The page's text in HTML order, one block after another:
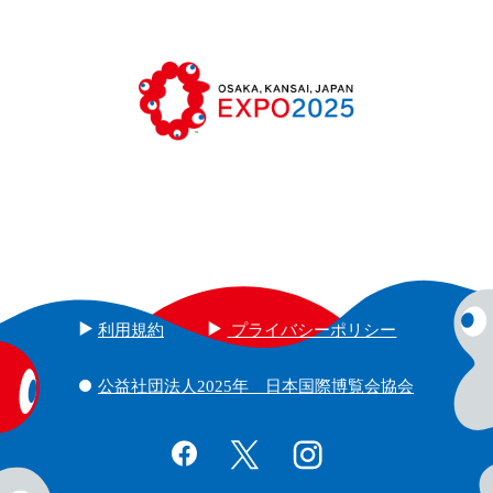
利用規約 プライバシーポリシー
公益社団法人2025年 日本国際博覧会協会